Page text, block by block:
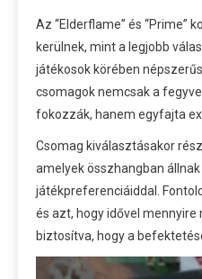
Az “Elderflame” és “Prime”
kerülnek, mint a legjobb
játékosok körében
csomagok nemcsak a
fokozzák, hanem egyfajta
Csomag kiválasztásakor
amelyek összhangban
játékpreferenciáiddal.
és azt, hogy idővel mennyire
biztosítva, hogy a